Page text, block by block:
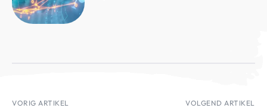
VORIG ARTIKEL VOLGEND ARTIKEL